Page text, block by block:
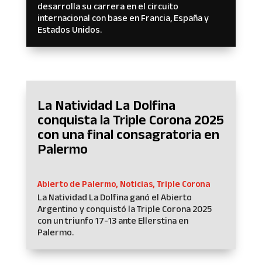
desarrolla su carrera en el circuito
internacional con base en Francia, España y
Estados Unidos.
La Natividad La Dolfina
conquista la Triple Corona 2025
con una final consagratoria en
Palermo
Abierto de Palermo, Noticias, Triple Corona
La Natividad La Dolfina ganó el Abierto
Argentino y conquistó la Triple Corona 2025
con un triunfo 17-13 ante Ellerstina en
Palermo.